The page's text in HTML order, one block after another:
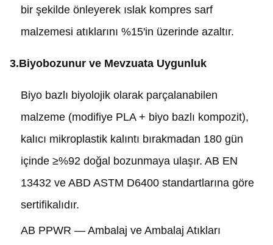
bir şekilde önleyerek ıslak kompres sarf
malzemesi atıklarını %15'in üzerinde azaltır.
3.Biyobozunur ve Mevzuata Uygunluk
Biyo bazlı biyolojik olarak parçalanabilen
malzeme (modifiye PLA + biyo bazlı kompozit),
kalıcı mikroplastik kalıntı bırakmadan 180 gün
içinde ≥%92 doğal bozunmaya ulaşır. AB EN
13432 ve ABD ASTM D6400 standartlarına göre
sertifikalıdır.
AB PPWR — Ambalaj ve Ambalaj Atıkları